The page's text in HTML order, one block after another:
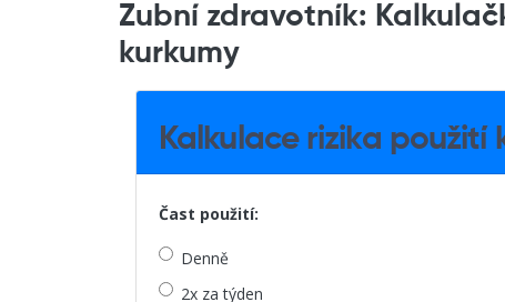
Zubní zdravotník:
kurkumy
Kalkulace rizika použití
Čast použití:
Denně
2x za týden